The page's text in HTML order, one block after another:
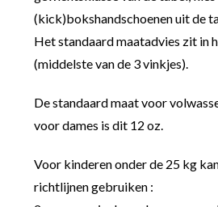
(kick)bokshandschoenen uit de
Het standaard maatadvies zit in
(middelste van de 3 vinkjes).
De standaard maat voor
voor dames is dit 12 oz.
Voor kinderen onder de 25 kg
richtlijnen gebruiken :